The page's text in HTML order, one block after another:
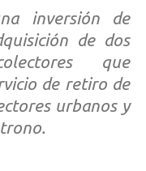
inversión de
de dos
que
de retiro de
urbanos y